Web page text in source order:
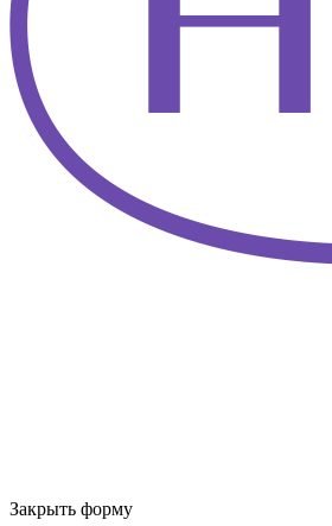
Закрыть форму